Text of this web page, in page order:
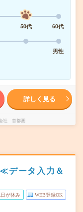
50代
60代
男性
詳しく見る
社 首都圏
データ入力＆
が休み WEB登録OK